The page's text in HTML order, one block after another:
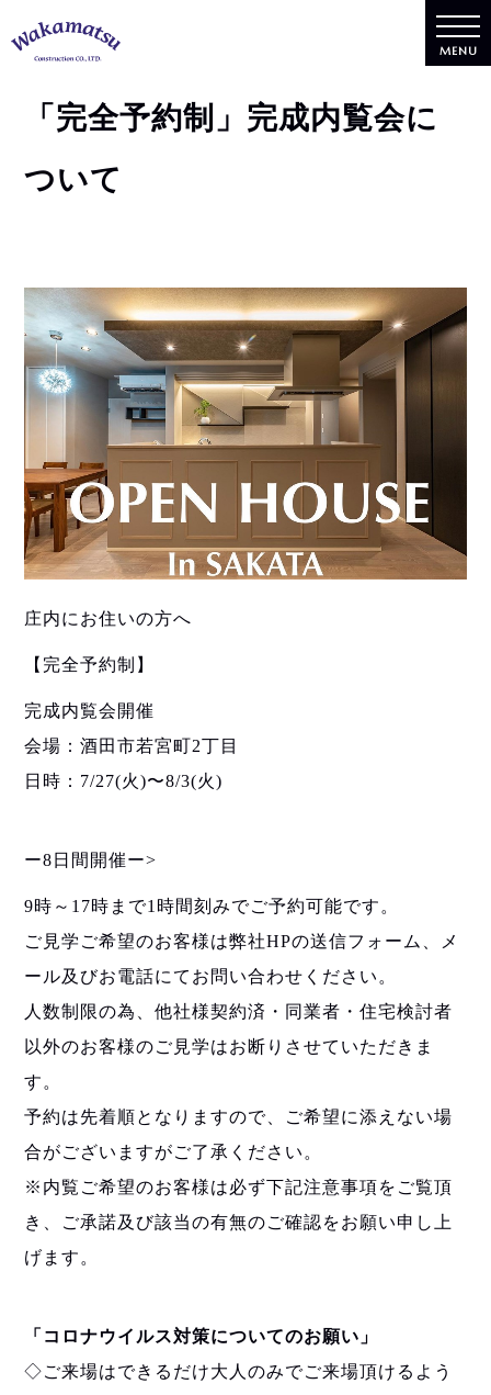
MENU
「完全予約制」完成内覧会に
ついて
庄内にお住いの方へ
【完全予約制】
完成内覧会開催
会場：酒田市若宮町2丁目
日時：7/27(火)〜8/3(火)
ー8日間開催ー>
9時～17時まで1時間刻みでご予約可能です。
ご見学ご希望のお客様は弊社HPの送信フォーム、メ
ール及びお電話にてお問い合わせください。
人数制限の為、他社様契約済・同業者・住宅検討者
以外のお客様のご見学はお断りさせていただきま
す。
予約は先着順となりますので、ご希望に添えない場
合がございますがご了承ください。
※内覧ご希望のお客様は必ず下記注意事項をご覧頂
き、ご承諾及び該当の有無のご確認をお願い申し上
げます。
「コロナウイルス対策についてのお願い」
◇ご来場はできるだけ大人のみでご来場頂けるよう